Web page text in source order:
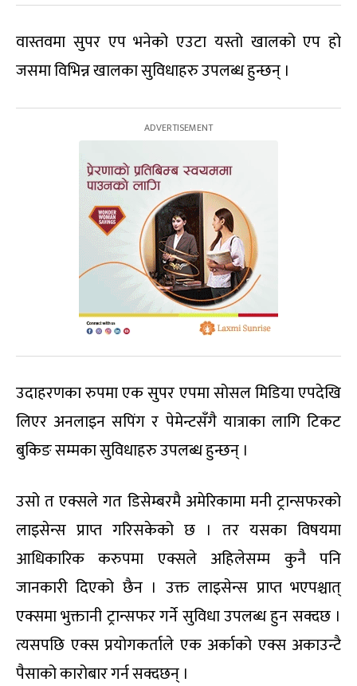
वास्तवमा सुपर एप भनेको एउटा यस्तो खालको एप हो
जसमा विभिन्न खालका सुविधाहरु उपलब्ध हुन्छन् ।
उदाहरणका रुपमा एक सुपर एपमा सोसल मिडिया एपदेखि
लिएर अनलाइन सपिंग र पेमेन्टसँगै यात्राका लागि टिकट
बुकिङ सम्मका सुविधाहरु उपलब्ध हुन्छन् ।
उसो त एक्सले गत डिसेम्बरमै अमेरिकामा मनी ट्रान्सफरको
लाइसेन्स प्राप्त गरिसकेको छ । तर यसका विषयमा
आधिकारिक करुपमा एक्सले अहिलेसम्म कुनै पनि
जानकारी दिएको छैन । उक्त लाइसेन्स प्राप्त भएपश्चात्
एक्समा भुक्तानी ट्रान्सफर गर्ने सुविधा उपलब्ध हुन सक्दछ ।
त्यसपछि एक्स प्रयोगकर्ताले एक अर्काको एक्स अकाउन्टै
पैसाको कारोबार गर्न सक्दछन् ।